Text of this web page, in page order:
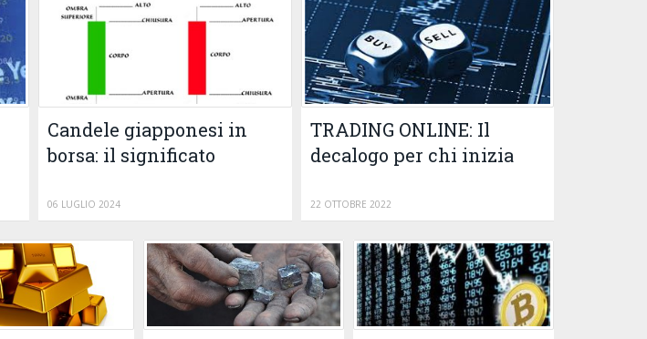
Candele giapponesi in
borsa: il significato
06 LUGLIO 2024
TRADING ONLINE: Il
decalogo per chi inizia
22 OTTOBRE 2022